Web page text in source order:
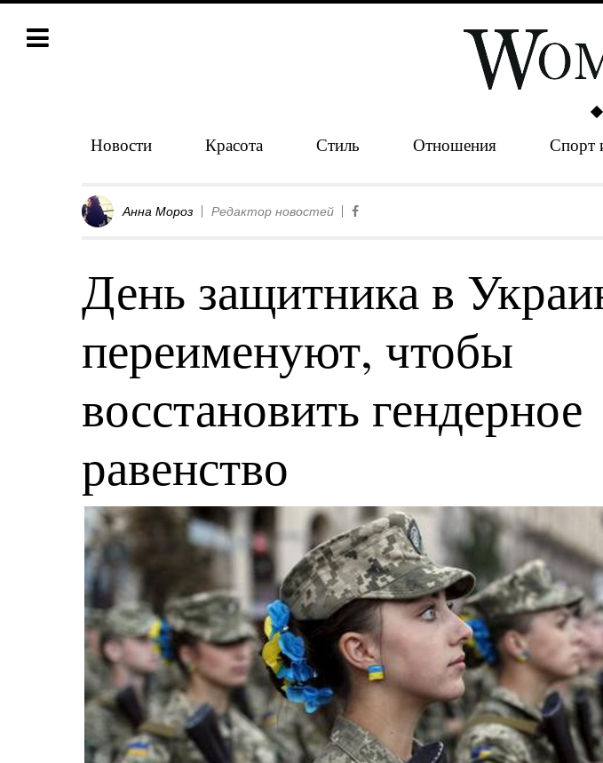
Новости Красота Стиль Отношения Спорт
Анна Мороз Редактор новостей
День защитника в
переименуют, чтобы
восстановить гендерное
равенство